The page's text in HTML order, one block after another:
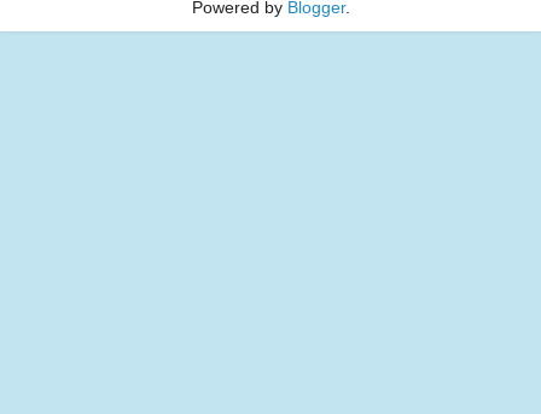
Powered by Blogger.